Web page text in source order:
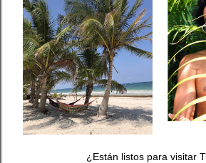
¿Están listos para visitar